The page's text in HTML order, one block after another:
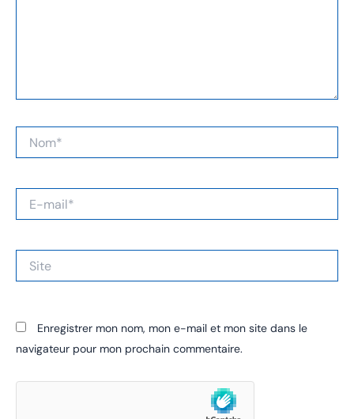
mail*
Enregistrer mon nom, mon e-mail et mon site dans le
navigateur pour mon prochain commentaire.